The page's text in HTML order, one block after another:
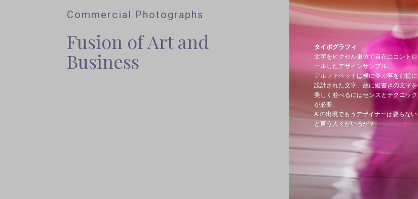
Commercial Photographs
Fusion of Art and
Business
タイポグラフィ
文字をピクセル単位で自在にコントロ
ールしたデザインサンプル。
アルファベットは横に並ぶ事を前提に
設計された文字、故に縦書きの文字を
美しく並べるにはセンスとテクニック
が必要。
AIの出現でもうデザイナーは要らない
と言う人々がいるが？